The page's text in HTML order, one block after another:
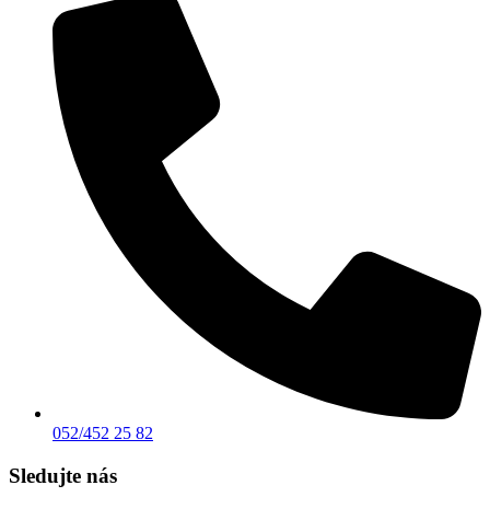
052/452 25 82
Sledujte nás